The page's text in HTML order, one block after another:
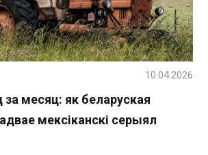
за месяц: як беларуская
мексіканскі серыял
10.04.2026